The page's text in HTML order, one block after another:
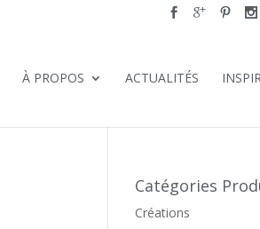
À PROPOS ACTUALITÉS
Catégories
Créations